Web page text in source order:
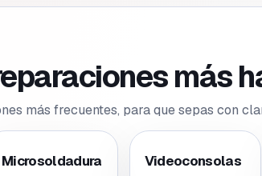
más
más frecuentes, para que sepas con
Microsoldadura Videoconsolas